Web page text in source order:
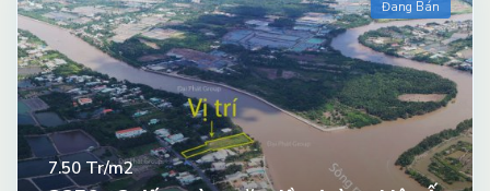
Đang Bán
7.50 Tr/m2